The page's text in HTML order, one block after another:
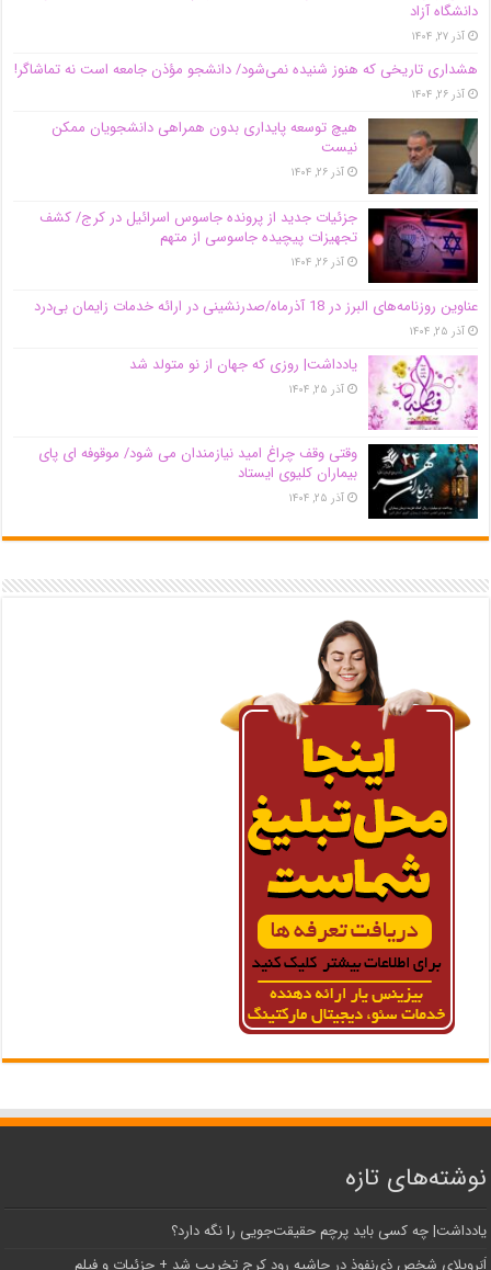
دانشگاه آز‌اد
آذر ۲۷, ۱۴۰۴
هشداری تاریخی که هنوز شنیده نمی‌شود/ دانشجو مؤذن جامعه است نه تماشاگر!
آذر ۲۶, ۱۴۰۴
هیچ توسعه پایداری بدون همراهی دانشجویان ممکن
نیست
آذر ۲۶, ۱۴۰۴
جزئیات جدید از پرونده جاسوس اسرائیل در کرج/‌ کشف
تجهیزات پیچیده جاسوسی از متهم
آذر ۲۶, ۱۴۰۴
عناوین روزنامه‌های البرز در ‌18 آذرماه/صدرنشینی در ارائه خدمات زایمان بی‌درد
آذر ۲۵, ۱۴۰۴
یادداشت| روزی که جهان از نو متولد شد
آذر ۲۵, ۱۴۰۴
وقتی وقف چراغ امید نیازمندان می شود/ موقوفه ای پای
بیماران کلیوی ایستاد
آذر ۲۵, ۱۴۰۴
نوشته‌های تازه
یادداشت| ‌چه کسی باید پرچم حقیقت‌جویی را نگه دارد؟
اَبَر‌ویلای شخص ذی‌نفوذ در حاشیه‌ رود کرج تخریب شد + جزئیات و فیلم